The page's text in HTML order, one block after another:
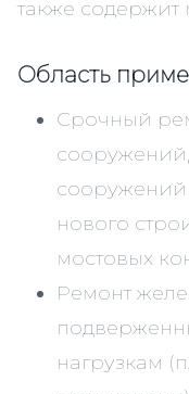
также содержит
Область
Срочный
сооружений
нового
мостовых
Ремонт
нагрузкам